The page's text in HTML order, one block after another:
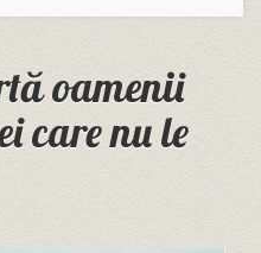
oamenii
care nu le